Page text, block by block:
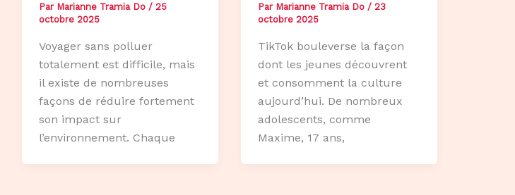
Par Marianne Tramia Do / 25
octobre 2025
Voyager sans polluer
totalement est difficile, mais
il existe de nombreuses
façons de réduire fortement
son impact sur
l’environnement. Chaque
Par Marianne Tramia Do / 23
octobre 2025
TikTok bouleverse la façon
dont les jeunes découvrent
et consomment la culture
aujourd’hui. De nombreux
adolescents, comme
Maxime, 17 ans,